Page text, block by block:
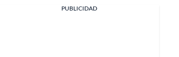
PUBLICIDAD